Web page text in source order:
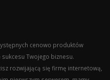
cenowo produktów
Twojego biznesu.
rozwijającą się firmę internetową,